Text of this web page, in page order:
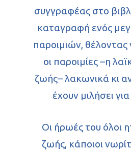
συγγραφέας στο
καταγραφή ενός
παροιμιών, θέλοντας
οι παροιμίες –η
ζωής– λακωνικά κι
έχουν μιλήσει
Οι ήρωές του όλοι
ζωής, κάποιοι